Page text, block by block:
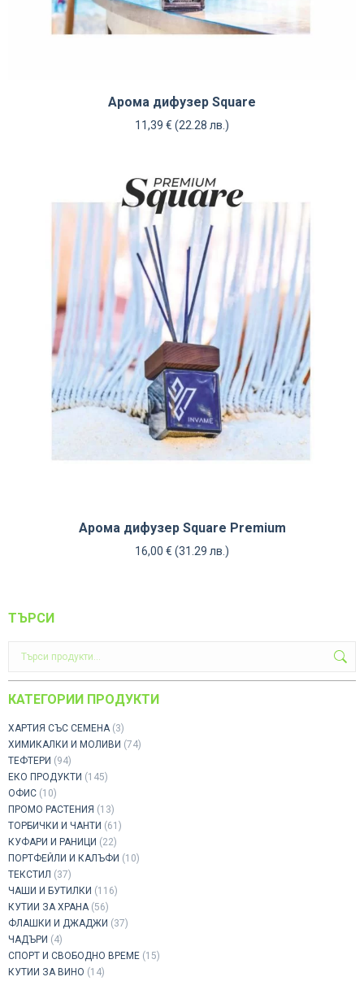
Арома дифузер Square
11,39 € (22.28 лв.)
Арома дифузер Square Premium
16,00 € (31.29 лв.)
ТЪРСИ
КАТЕГОРИИ ПРОДУКТИ
ХАРТИЯ СЪС СЕМЕНА (3)
ХИМИКАЛКИ И МОЛИВИ (74)
ТЕФТЕРИ (94)
ЕКО ПРОДУКТИ (145)
ОФИС (10)
ПРОМО РАСТЕНИЯ (13)
ТОРБИЧКИ И ЧАНТИ (61)
КУФАРИ И РАНИЦИ (22)
ПОРТФЕЙЛИ И КАЛЪФИ (10)
ТЕКСТИЛ (37)
ЧАШИ И БУТИЛКИ (116)
КУТИИ ЗА ХРАНА (56)
ФЛАШКИ И ДЖАДЖИ (37)
ЧАДЪРИ (4)
СПОРТ И СВОБОДНО ВРЕМЕ (15)
КУТИИ ЗА ВИНО (14)